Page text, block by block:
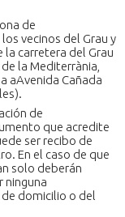
de
vecinos del Grau y
la carretera del Grau
la Mediterrània,
aAvenida Cañada
de
que acredite
ser recibo de
En el caso de que
solo deberán
ninguna
domicilio o del